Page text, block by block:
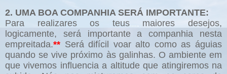
2. UMA BOA COMPANHIA SERÁ IMPORTANTE:
Para realizares os teus maiores desejos,
logicamente, será importante a companhia nesta
empreitada.** Será difícil voar alto como as águias
quando se vive próximo às galinhas. O ambiente em
que vivemos influencia a altitude que atingiremos na